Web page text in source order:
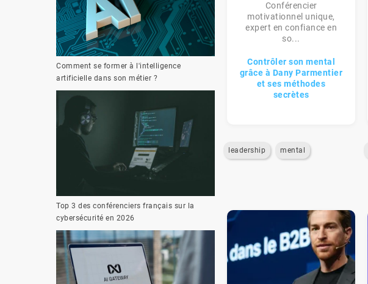
Comment se former à l'intelligence
artificielle dans son métier ?
Top 3 des conférenciers français sur la
cybersécurité en 2026
Conférencier
motivationnel unique,
expert en confiance en
so...
Contrôler son mental
grâce à Dany Parmentier
et ses méthodes
secrètes
leadership mental